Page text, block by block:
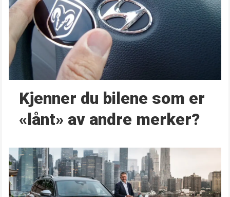
Kjenner du bilene som er
«lånt» av andre merker?